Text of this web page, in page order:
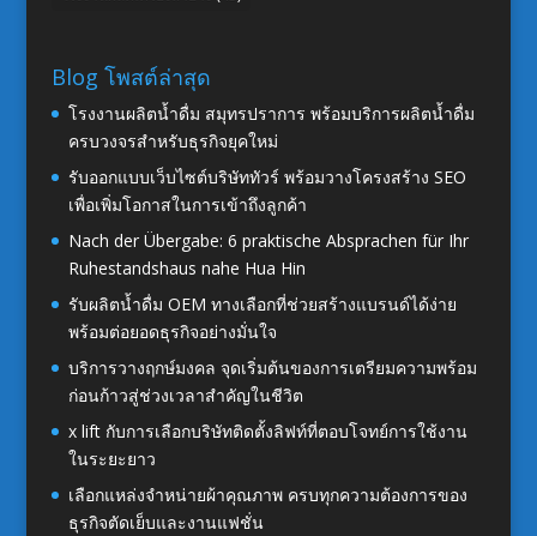
Blog โพสต์ล่าสุด
โรงงานผลิตน้ำดื่ม สมุทรปราการ พร้อมบริการผลิตน้ำดื่ม
ครบวงจรสำหรับธุรกิจยุคใหม่
รับออกแบบเว็บไซต์บริษัททัวร์ พร้อมวางโครงสร้าง SEO
เพื่อเพิ่มโอกาสในการเข้าถึงลูกค้า
Nach der Übergabe: 6 praktische Absprachen für Ihr
Ruhestandshaus nahe Hua Hin
รับผลิตน้ำดื่ม OEM ทางเลือกที่ช่วยสร้างแบรนด์ได้ง่าย
พร้อมต่อยอดธุรกิจอย่างมั่นใจ
บริการวางฤกษ์มงคล จุดเริ่มต้นของการเตรียมความพร้อม
ก่อนก้าวสู่ช่วงเวลาสำคัญในชีวิต
x lift กับการเลือกบริษัทติดตั้งลิฟท์ที่ตอบโจทย์การใช้งาน
ในระยะยาว
เลือกแหล่งจำหน่ายผ้าคุณภาพ ครบทุกความต้องการของ
ธุรกิจตัดเย็บและงานแฟชั่น